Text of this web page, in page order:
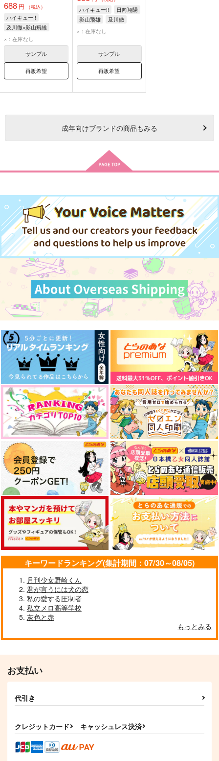
688 円 （税込）
ハイキュー!!
及川徹×影山飛雄
影山飛雄
×：在庫なし
サンプル
再販希望
ハイキュー!!
日向翔陽
影山飛雄
及川徹
×：在庫なし
サンプル
再販希望
成年向けブランドの商品もみる
キーワードランキング(集計期間：07/30～08/05)
月刊少女野崎くん
君が言うには犬の恋
私の愛する圧制者
私立メロ高等学校
灰色と赤
もっとみる
お支払い
代引き
クレジットカード キャッシュレス決済